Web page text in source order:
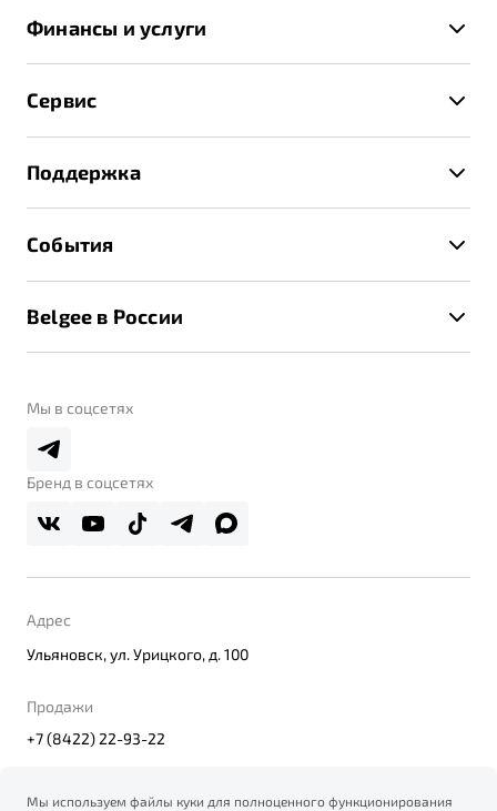
X70
Записаться на тест-драйв
Получить предложение
Финансы и услуги
Страхование
Расчет КАСКО
Сервис
Техническое обслуживание
Калькулятор ТО
Поддержка
Помощь на дорогах
Belgee Линк
Belgee Плюс
Реферальная программа
События
Belgee в России
О дилерском центре
Правовая информация
Мы в соцсетях
Бренд в соцсетях
Адрес
Ульяновск, ул. Урицкого, д. 100
Продажи
+7 (8422) 22-93-22
Мы используем файлы куки для полноценного функционирования